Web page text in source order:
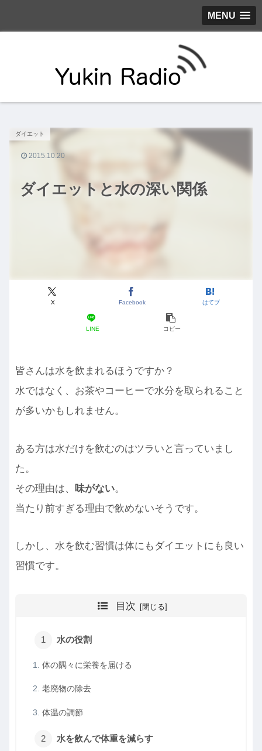
MENU
ダイエットと水の深い関係
ダイエット
X Facebook はてブ
LINE コピー
2015.10.20
皆さんは水を飲まれるほうですか？
水ではなく、お茶やコーヒーで水分を取られること
が多いかもしれません。
ある方は水だけを飲むのはツラいと言っていまし
た。
その理由は、
味がない。
当たり前すぎる理由で飲めないそうです。
しかし、水を飲む習慣は体にもダイエットにも良い
習慣です。
目次
水の役割
体の隅々に栄養を届ける
老廃物の除去
体温の調節
水を飲んで体重を減らす